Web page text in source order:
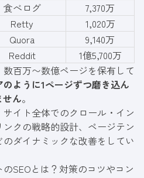
食べログ
7,370万
Retty
1,020万
Quora
9,140万
Reddit
1億5,700万
百万〜数億ページを保有して
ように1ページずつ磨き込ん
せん。
イト全体でのクロール・イン
クの戦略的設計、ページテン
ダイナミックな改善をしてい
SEOとは？対策のコツやコン